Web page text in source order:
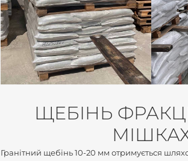
ЩЕБІНЬ
Гранітний щебінь 10-20 мм отримується